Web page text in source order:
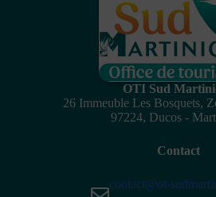
OTI Sud
26 Immeuble Les Bosquets,
97224, Ducos -
Contact
contact@ot-